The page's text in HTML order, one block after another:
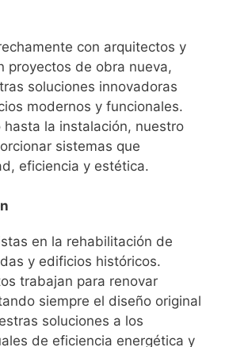
con arquitectos y
proyectos de obra nueva,
soluciones innovadoras
modernos y funcionales.
hasta la instalación, nuestro
sistemas que
eficiencia y estética.
en la rehabilitación de
y edificios históricos.
trabajan para renovar
siempre el diseño original
soluciones a los
de eficiencia energética y